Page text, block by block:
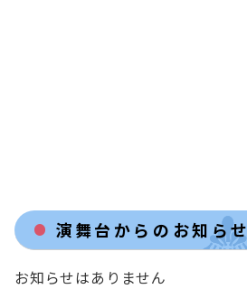
演舞台からのお知らせ
お知らせはありません